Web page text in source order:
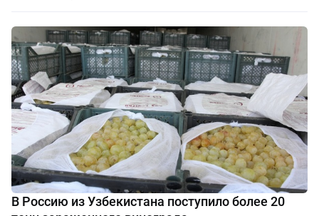
В Россию из Узбекистана поступило более 20